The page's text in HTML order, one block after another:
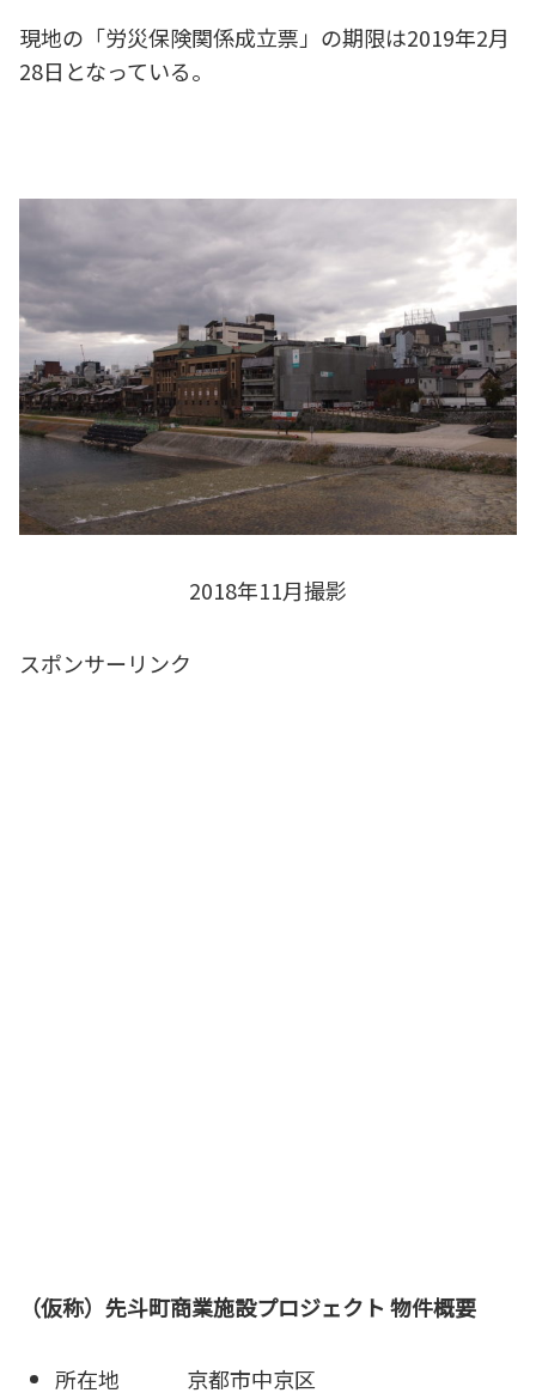
現地の「労災保険関係成立票」の期限は2019年2月
28日となっている。
2018年11月撮影
スポンサーリンク
（仮称）先斗町商業施設プロジェクト 物件概要
所在地 京都市中京区